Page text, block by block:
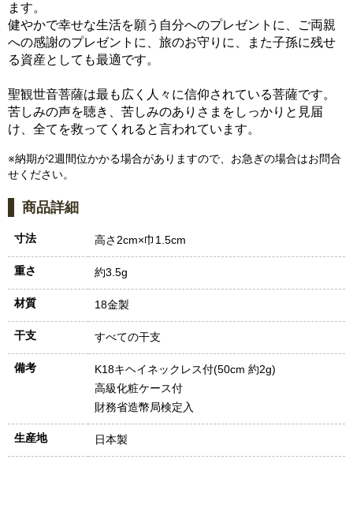
ます。
健やかで幸せな生活を願う自分へのプレゼントに、ご両親
への感謝のプレゼントに、旅のお守りに、また子孫に残せ
る資産としても最適です。
聖観世音菩薩は最も広く人々に信仰されている菩薩です。
苦しみの声を聴き、苦しみのありさまをしっかりと見届
け、全てを救ってくれると言われています。
※納期が2週間位かかる場合がありますので、お急ぎの場合はお問合
せください。
商品詳細
寸法 高さ2cm×巾1.5cm
重さ 約3.5g
材質 18金製
干支 すべての干支
備考
K18キヘイネックレス付(50cm 約2g)
高級化粧ケース付
財務省造幣局検定入
生産地 日本製